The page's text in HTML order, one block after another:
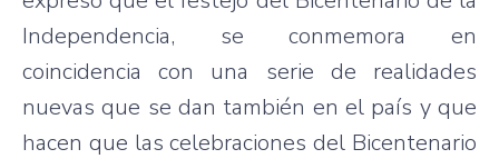
Independencia, se conmemora en
coincidencia con una serie de realidades
nuevas que se dan también en el país y que
hacen que las celebraciones del Bicentenario